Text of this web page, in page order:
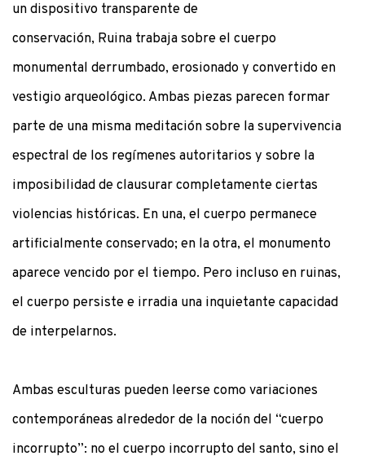
un dispositivo transparente de
conservación, Ruina trabaja sobre el cuerpo
monumental derrumbado, erosionado y convertido en
vestigio arqueológico. Ambas piezas parecen formar
parte de una misma meditación sobre la supervivencia
espectral de los regímenes autoritarios y sobre la
imposibilidad de clausurar completamente ciertas
violencias históricas. En una, el cuerpo permanece
artificialmente conservado; en la otra, el monumento
aparece vencido por el tiempo. Pero incluso en ruinas,
el cuerpo persiste e irradia una inquietante capacidad
de interpelarnos.
Ambas esculturas pueden leerse como variaciones
contemporáneas alrededor de la noción del “cuerpo
incorrupto”: no el cuerpo incorrupto del santo, sino el